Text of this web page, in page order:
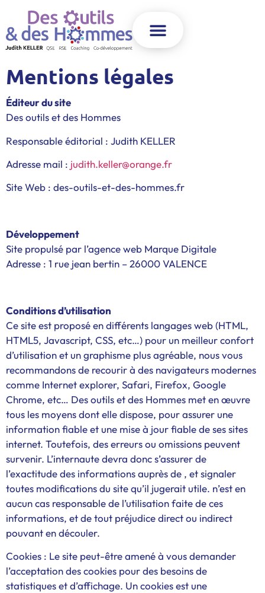
Mentions légales
Éditeur du site
Des outils et des Hommes
Responsable éditorial : Judith KELLER
Adresse mail : judith.keller@orange.fr
Site Web : des-outils-et-des-hommes.fr
Développement
Site propulsé par l’agence web Marque Digitale
Adresse : 1 rue jean bertin – 26000 VALENCE
Conditions d’utilisation
Ce site est proposé en différents langages web (HTML,
HTML5, Javascript, CSS, etc…) pour un meilleur confort
d’utilisation et un graphisme plus agréable, nous vous
recommandons de recourir à des navigateurs modernes
comme Internet explorer, Safari, Firefox, Google
Chrome, etc… Des outils et des Hommes met en œuvre
tous les moyens dont elle dispose, pour assurer une
information fiable et une mise à jour fiable de ses sites
internet. Toutefois, des erreurs ou omissions peuvent
survenir. L’internaute devra donc s’assurer de
l’exactitude des informations auprès de , et signaler
toutes modifications du site qu’il jugerait utile. n’est en
aucun cas responsable de l’utilisation faite de ces
informations, et de tout préjudice direct ou indirect
pouvant en découler.
Cookies : Le site peut-être amené à vous demander
l’acceptation des cookies pour des besoins de
statistiques et d’affichage. Un cookies est une